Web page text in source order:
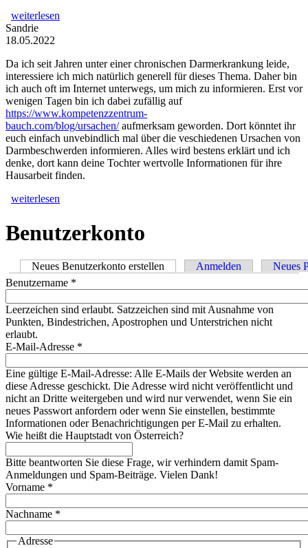
weiterlesen
Sandrie
18.05.2022
Da ich seit Jahren unter einer chronischen Darmerkrankung leide,
interessiere ich mich natürlich generell für dieses Thema. Daher bin
ich auch oft im Internet unterwegs, um mich zu informieren. Erst vor
wenigen Tagen bin ich dabei zufällig auf
https://www.kompetenzzentrum-
bauch.com/blog/ursachen/aufmerksam geworden. Dort könntet ihr
euch einfach unvebindlich mal über die veschiedenen Ursachen von
Darmbeschwerden informieren. Alles wird bestens erklärt und ich
denke, dort kann deine Tochter wertvolle Informationen für ihre
Hausarbeit finden.
weiterlesen
Benutzerkonto
Haupt-Reiter
Neues Benutzerkonto erstellen (aktiver Reiter)
Anmelden
Neues
Benutzername *
Leerzeichen sind erlaubt. Satzzeichen sind mit Ausnahme von
Punkten, Bindestrichen, Apostrophen und Unterstrichen nicht
erlaubt.
E-Mail-Adresse *
Eine gültige E-Mail-Adresse: Alle E-Mails der Website werden an
diese Adresse geschickt. Die Adresse wird nicht veröffentlicht und
nicht an Dritte weitergeben und wird nur verwendet, wenn Sie ein
neues Passwort anfordern oder wenn Sie einstellen, bestimmte
Informationen oder Benachrichtigungen per E-Mail zu erhalten.
Wie heißt die Hauptstadt von Österreich?
Bitte beantworten Sie diese Frage, wir verhindern damit Spam-
Anmeldungen und Spam-Beiträge. Vielen Dank!
Vorname *
Nachname *
Adresse